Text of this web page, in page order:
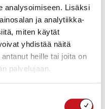
analysoimiseen. Lisäksi
ja analytiikka-
miten käytät
yhdistää näitä
heille tai joita on
palvelujaan.
Etsi
aja
Näkymät
navigointi
Etsi
ShowLista
Seuraavat